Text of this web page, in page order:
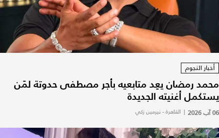
أخبار النجوم
محمد رمضان يعِد متابعيه بأجر مصطفى حدوتة لمَن
يستكمل أغنيته الجديدة
06 آب 2026 | القاهرة - نيرمين زكي